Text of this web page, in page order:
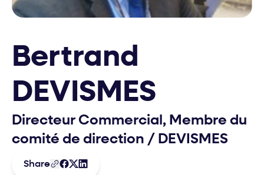
Bertrand
DEVISMES
Directeur Commercial, Membre du
comité de direction / DEVISMES
Share